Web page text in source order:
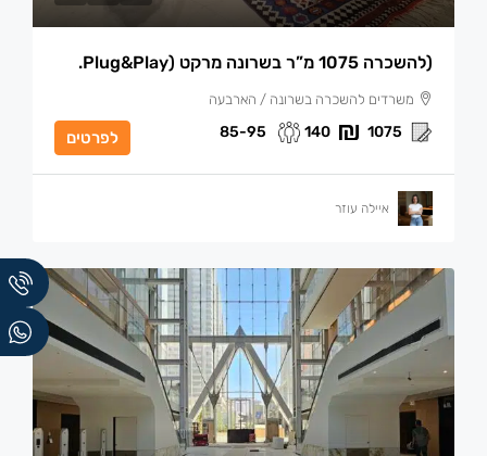
(להשכרה 1075 מ”ר בשרונה מרקט (plug&play.
משרדים להשכרה בשרונה / הארבעה
1075
140
85-95 לפרטים
איילה עוזר